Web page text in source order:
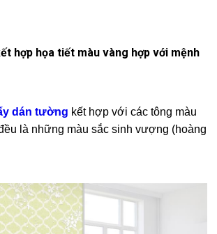
hợp họa tiết màu vàng hợp với mệnh
dán tường kết hợp với các tông màu
là những màu sắc sinh vượng (hoàng